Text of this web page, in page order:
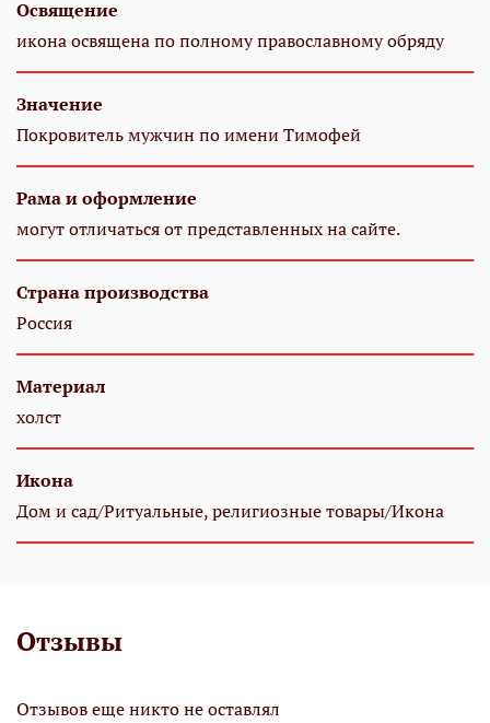
Освящение
икона освящена по полному православному обряду
Значение
Покровитель мужчин по имени Тимофей
Рама и оформление
могут отличаться от представленных на сайте.
Страна производства
Россия
Материал
холст
Икона
Дом и сад/Ритуальные, религиозные товары/Икона
Отзывы
Отзывов еще никто не оставлял